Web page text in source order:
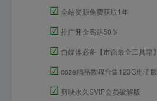
☑ 全站资源免费获取1年
☑ 推广佣金高达50％
☑ 自媒体必备【市面最全工具箱】
☑ coze精品教程合集123G电子版
☑ 剪映永久SVIP会员破解版